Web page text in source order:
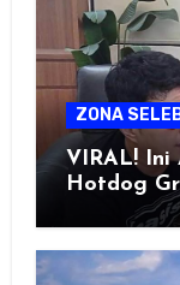
ZONA
VIRAL! Ini
Hotdog